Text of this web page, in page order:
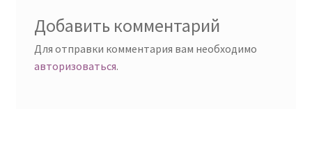
Добавить комментарий
Для отправки комментария вам необходимо
авторизоваться.